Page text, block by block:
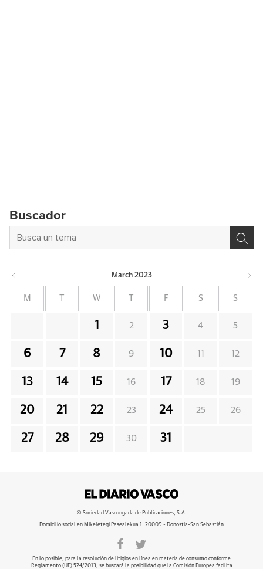
Buscador
March 2023
M W F S S
1 2 3 4 5
6 7 8 9 10 11 12
13 14 15 16 17 18 19
20 21 22 23 24 25 26
27 28 29 30 31
© Sociedad Vascongada de Publicaciones, S.A.
Domicilio social en Mikeletegi Pasealekua 1. 20009 - Donostia-San Sebastián
En lo posible, para la resolución de litigios en línea en materia de consumo conforme
Reglamento (UE) 524/2013, se buscará la posibilidad que la Comisión Europea facilita